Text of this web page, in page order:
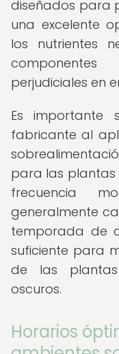
diseñados para
una excelente
los nutrientes
perjudiciales en
Es importante
fabricante al
para las plantas
frecuencia
generalmente
temporada de
suficiente para
de las
oscuros.
Horarios